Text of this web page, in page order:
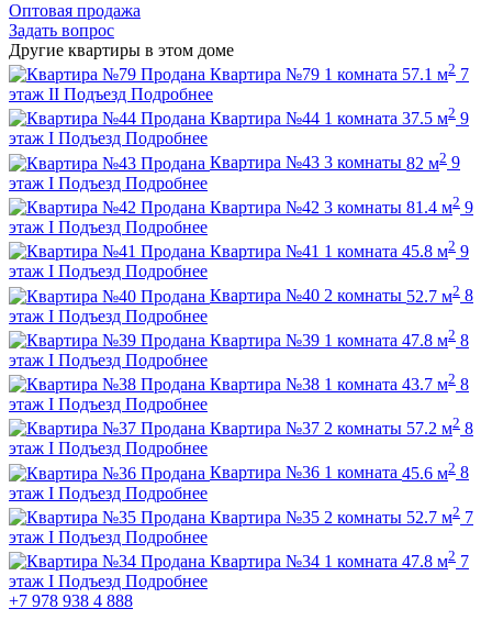
Оптовая продажа
Задать вопрос
Другие квартиры в этом доме
Продана Квартира №79 1 комната 57.1 м2 7
этаж II Подъезд Подробнее
Продана Квартира №44 1 комната 37.5 м2 9
этаж I Подъезд Подробнее
Продана Квартира №43 3 комнаты 82 м2 9
этаж I Подъезд Подробнее
Продана Квартира №42 3 комнаты 81.4 м2 9
этаж I Подъезд Подробнее
Продана Квартира №41 1 комната 45.8 м2 9
этаж I Подъезд Подробнее
Продана Квартира №40 2 комнаты 52.7 м2 8
этаж I Подъезд Подробнее
Продана Квартира №39 1 комната 47.8 м2 8
этаж I Подъезд Подробнее
Продана Квартира №38 1 комната 43.7 м2 8
этаж I Подъезд Подробнее
Продана Квартира №37 2 комнаты 57.2 м2 8
этаж I Подъезд Подробнее
Продана Квартира №36 1 комната 45.6 м2 8
этаж I Подъезд Подробнее
Продана Квартира №35 2 комнаты 52.7 м2 7
этаж I Подъезд Подробнее
Продана Квартира №34 1 комната 47.8 м2 7
этаж I Подъезд Подробнее
+7 978 938 4 888